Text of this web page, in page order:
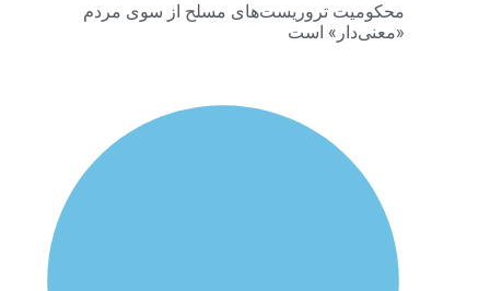
محکومیت تروریست‌های مسلح از سوی مردم
«معنی‌دار» است